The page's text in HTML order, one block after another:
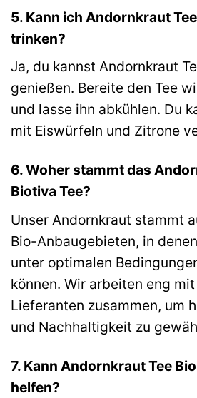
5. Kann ich Andornkraut
trinken?
Ja, du kannst Andornkraut
genießen. Bereite den Tee
und lasse ihn abkühlen. Du
mit Eiswürfeln und Zitrone
6. Woher stammt das
Biotiva Tee?
Unser Andornkraut stammt
Bio-Anbaugebieten, in
unter optimalen
können. Wir arbeiten eng
Lieferanten zusammen, um
und Nachhaltigkeit zu
7. Kann Andornkraut Tee
helfen?